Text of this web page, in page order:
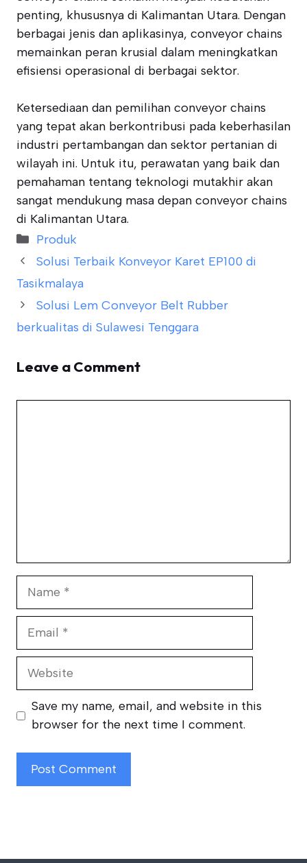
penting, khususnya di Kalimantan Utara. Dengan
berbagai jenis dan aplikasinya, conveyor chains
memainkan peran krusial dalam meningkatkan
efisiensi operasional di berbagai sektor.
Ketersediaan dan pemilihan conveyor chains
yang tepat akan berkontribusi pada keberhasilan
industri pertambangan dan sektor pertanian di
wilayah ini. Untuk itu, perawatan yang baik dan
pemahaman tentang teknologi mutakhir akan
sangat mendukung masa depan conveyor chains
di Kalimantan Utara.
Categories
Produk
Solusi Terbaik Konveyor Karet EP100 di
Tasikmalaya
Solusi Lem Conveyor Belt Rubber
berkualitas di Sulawesi Tenggara
Leave a Comment
Website
Save my name, email, and website in this
browser for the next time I comment.